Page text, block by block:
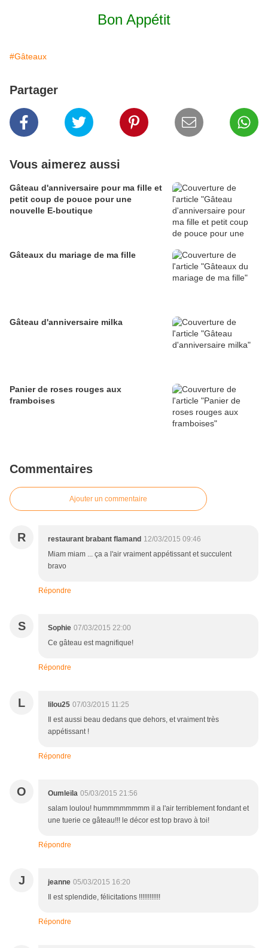
Bon Appétit
#Gâteaux
Partager
Vous aimerez aussi
Gâteau d'anniversaire pour ma fille et
petit coup de pouce pour une
nouvelle E-boutique
Gâteaux du mariage de ma fille
Gâteau d'anniversaire milka
Panier de roses rouges aux
framboises
Commentaires
Ajouter un commentaire
R restaurant brabant flamand 12/03/2015 09:46
Miam miam ... ça a l'air vraiment appétissant et succulent
bravo
Répondre
S Sophie 07/03/2015 22:00
Ce gâteau est magnifique!
Répondre
L lilou25 07/03/2015 11:25
Il est aussi beau dedans que dehors, et vraiment très
appétissant !
Répondre
O Oumleïla 05/03/2015 21:56
salam loulou! hummmmmmmm il a l'air terriblement fondant et
une tuerie ce gâteau!!! le décor est top bravo à toi!
Répondre
J jeanne 05/03/2015 16:20
Il est splendide, félicitations !!!!!!!!!!!!
Répondre